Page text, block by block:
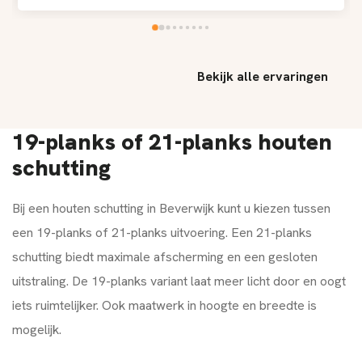
Bekijk alle ervaringen
19-planks of 21-planks houten
schutting
Bij een houten schutting in Beverwijk kunt u kiezen tussen
een 19-planks of 21-planks uitvoering. Een 21-planks
schutting biedt maximale afscherming en een gesloten
uitstraling. De 19-planks variant laat meer licht door en oogt
iets ruimtelijker. Ook maatwerk in hoogte en breedte is
mogelijk.